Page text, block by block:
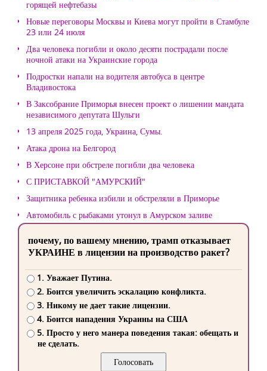
горящей нефтебазы
Новые переговоры Москвы и Киева могут пройти в Стамбуле
23 или 24 июля
Два человека погибли и около десяти пострадали после
ночной атаки на Украинские города
Подростки напали на водителя автобуса в центре
Владивостока
В Заксобрание Приморья внесен проект о лишении мандата
независимого депутата Шульги
13 апреля 2025 года, Украина, Сумы.
Атака дрона на Белгород
В Херсоне при обстреле погибли два человека
С ПРИСТАВКОЙ "АМУРСКИЙ"
Защитника ребенка избили и обстреляли в Приморье
Автомобиль с рыбаками утонул в Амурском заливе
почему, по вашему мнению, трамп отказывает
УКРАИНЕ в лицензии на производство ракет?
1. Уважает Путина.
2. Боится увеличить эскалацию конфликта.
3. Никому не дает такие лицензии.
4. Боится нападения Украины на США
5. Просто у него манера поведения такая: обещать и
не сделать.